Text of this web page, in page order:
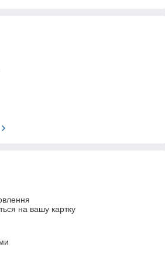
на вашу картку